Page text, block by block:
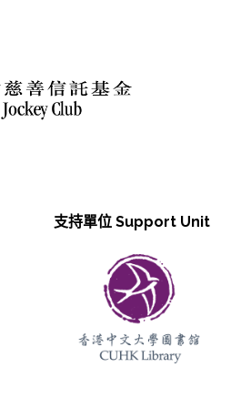
支持單位 Support Unit